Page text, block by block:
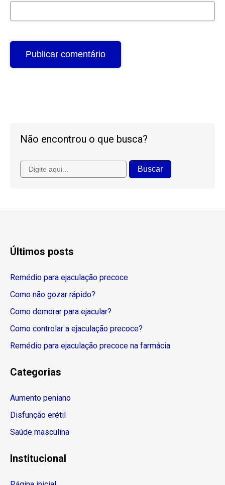
Não encontrou o que busca?
Últimos posts
Remédio para ejaculação precoce
Como não gozar rápido?
Como demorar para ejacular?
Como controlar a ejaculação precoce?
Remédio para ejaculação precoce na farmácia
Categorias
Aumento peniano
Disfunção erétil
Saúde masculina
Institucional